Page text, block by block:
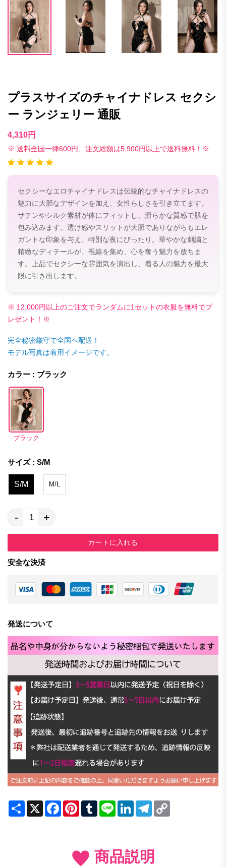
プラスサイズのチャイナドレス セクシ
ー ランジェリー 通販
4,310円
※ 送料全国一律600円、注文総額は5,900円以上で送料無料！※
セクシーなエロチャイナドレスは伝統的なチャイナドレスの
魅力に大胆なデザインを加え、女性らしさを引き立てます。
サテンやシルク素材が体にフィットし、滑らかな質感で肌を
包み込みます。透け感やスリットが大胆でありながらもエレ
ガントな印象を与え、特別な夜にぴったり。華やかな刺繍と
精緻なディテールが、視線を集め、心を奪う魅力を放ちま
す。上品でセクシーな雰囲気を演出し、着る人の魅力を最大
限に引き出します。
※ 12,000円以上のご注文でランダムに1セットの衣服を無料でプ
レゼント！※
完全秘密厳守で全国へ配送！
モデル写真は着用イメージです。
カラー : ブラック
ブラック
サイズ : S/M
S/M M/L
- +
カートに入れる
安全な決済
発送について
Share X FacebookPinterestTumblrLine LinkedInTelegram
商品説明